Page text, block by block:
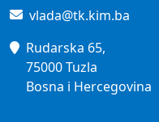
vlada@tk.kim.ba
Rudarska 65,
75000 Tuzla
Bosna i Hercegovina